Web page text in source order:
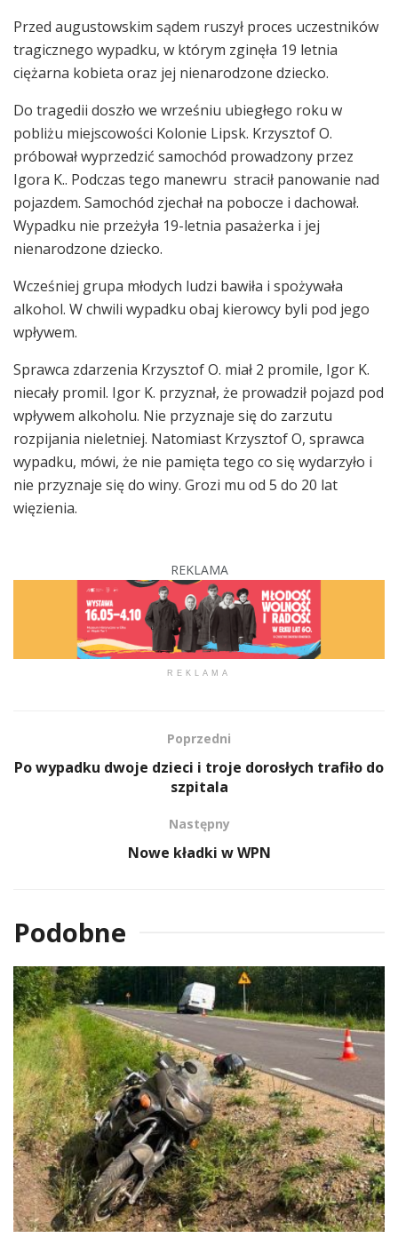
Przed augustowskim sądem ruszył proces uczestników
tragicznego wypadku, w którym zginęła 19 letnia
ciężarna kobieta oraz jej nienarodzone dziecko.
Do tragedii doszło we wrześniu ubiegłego roku w
pobliżu miejscowości Kolonie Lipsk. Krzysztof O.
próbował wyprzedzić samochód prowadzony przez
Igora K.. Podczas tego manewru stracił panowanie nad
pojazdem. Samochód zjechał na pobocze i dachował.
Wypadku nie przeżyła 19-letnia pasażerka i jej
nienarodzone dziecko.
Wcześniej grupa młodych ludzi bawiła i spożywała
alkohol. W chwili wypadku obaj kierowcy byli pod jego
wpływem.
Sprawca zdarzenia Krzysztof O. miał 2 promile, Igor K.
niecały promil. Igor K. przyznał, że prowadził pojazd pod
wpływem alkoholu. Nie przyznaje się do zarzutu
rozpijania nieletniej. Natomiast Krzysztof O, sprawca
wypadku, mówi, że nie pamięta tego co się wydarzyło i
nie przyznaje się do winy. Grozi mu od 5 do 20 lat
więzienia.
REKLAMA
REKLAMA
Poprzedni
Po wypadku dwoje dzieci i troje dorosłych trafiło do
szpitala
Następny
Nowe kładki w WPN
Podobne